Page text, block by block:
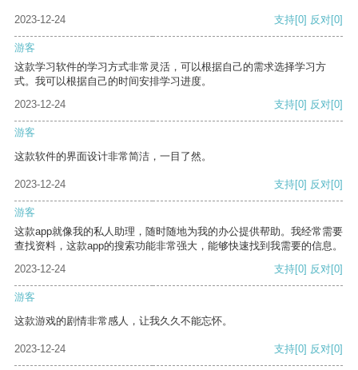
2023-12-24 支持[0] 反对[0]
游客
这款学习软件的学习方式非常灵活，可以根据自己的需求选择学习方
式。我可以根据自己的时间安排学习进度。
2023-12-24
支持[0] 反对[0]
游客
这款软件的界面设计非常简洁，一目了然。
2023-12-24 支持[0] 反对[0]
游客
这款app就像我的私人助理，随时随地为我的办公提供帮助。我经常需要
查找资料，这款app的搜索功能非常强大，能够快速找到我需要的信息。
2023-12-24
支持[0] 反对[0]
游客
这款游戏的剧情非常感人，让我久久不能忘怀。
2023-12-24 支持[0] 反对[0]